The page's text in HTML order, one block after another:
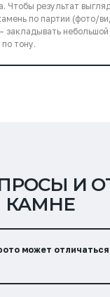
Чтобы результат
по партии (фото/
закладывать небольшой
тону.
И
КАМНЕ
может отличаться